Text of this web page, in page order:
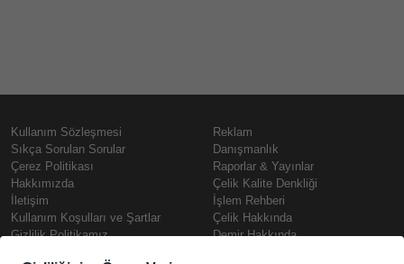
Kullanım Sözleşmesi
Sıkça Sorulan Sorular
Çerez Politikası
Hakkımızda
İletişim
Kullanım Koşulları ve Şartlar
Gizlilik Politikamız
Reklam
Danışmanlık
Raporlar & Yayınlar
Çelik Kalite Denkliği
İşlem Rehberi
Çelik Hakkında
Demir Hakkında